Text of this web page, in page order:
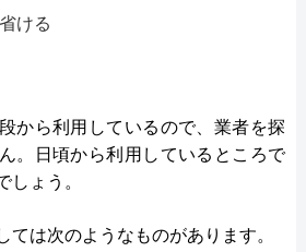
ける
から利用しているので、業者を探
。日頃から利用しているところで
しょう。
ては次のようなものがあります。